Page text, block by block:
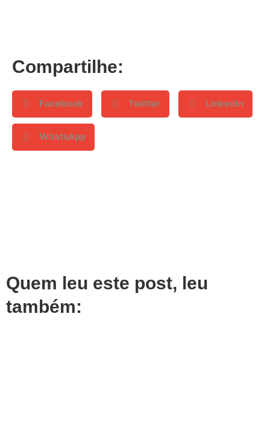
Compartilhe:
Facebook Twitter LinkedIn
WhatsApp
Quem leu este post, leu
também: